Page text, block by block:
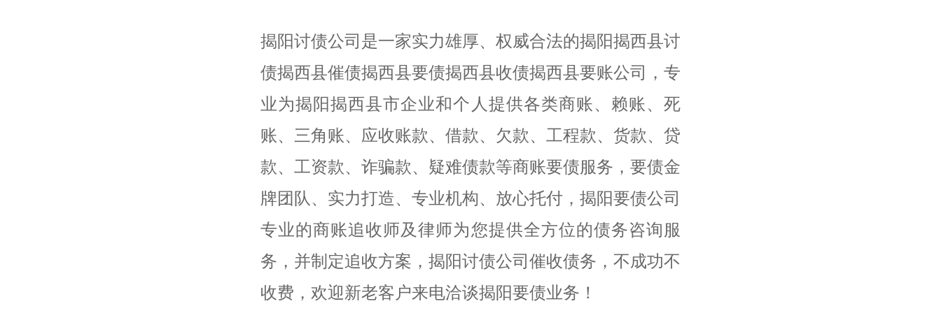
揭阳讨债公司是一家实力雄厚、权威合法的揭阳揭西县讨
债揭西县催债揭西县要债揭西县收债揭西县要账公司，专
业为揭阳揭西县市企业和个人提供各类商账、赖账、死
账、三角账、应收账款、借款、欠款、工程款、货款、贷
款、工资款、诈骗款、疑难债款等商账要债服务，要债金
牌团队、实力打造、专业机构、放心托付，揭阳要债公司
专业的商账追收师及律师为您提供全方位的债务咨询服
务，并制定追收方案，揭阳讨债公司催收债务，不成功不
收费，欢迎新老客户来电洽谈揭阳要债业务！